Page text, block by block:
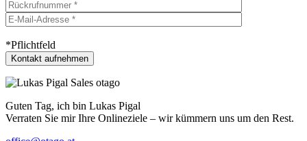
*Pflichtfeld
Guten Tag, ich bin Lukas Pigal
Verraten Sie mir Ihre Onlineziele – wir kümmern uns um den Rest.